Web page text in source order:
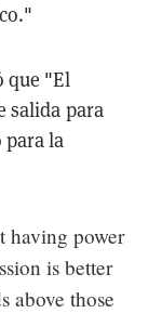
que "El
salida para
para la
having power
is better
above those